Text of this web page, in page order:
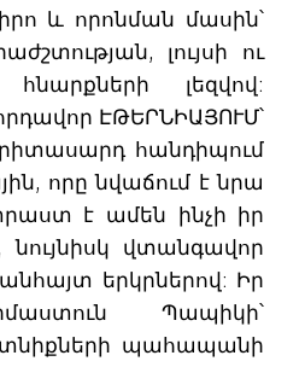
և որոնման մասին՝
լույսի ու
լեզվով:
ԷԹԵՐՆԻԱՅՈՒՄ՝
հանդիպում
որը նվաճում է նրա
է ամեն ինչի իր
վտանգավոր
երկրներով: Իր
Պապիկի՝
պահապանի